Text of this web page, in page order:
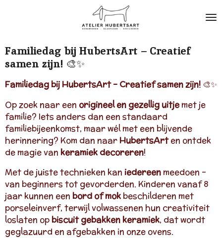
de
hoofdinhoud
Familiedag bij HubertsArt – Creatief
samen zijn! 🎨✨
Familiedag bij HubertsArt – Creatief samen zijn! 🎨✨
Op zoek naar een origineel en gezellig uitjemet je
familie? Iets anders dan een standaard
familiebijeenkomst, maar wél met een blijvende
herinnering? Kom dan naar HubertsArten ontdek
de magie van keramiek decoreren!
Met de juiste technieken kan iedereen meedoen –
van beginners tot gevorderden. Kinderen vanaf 8
jaar kunnen een bord of mok beschilderen met
porseleinverf, terwijl volwassenen hun creativiteit
loslaten op biscuit gebakken keramiek, dat wordt
geglazuurd en afgebakken in onze ovens.